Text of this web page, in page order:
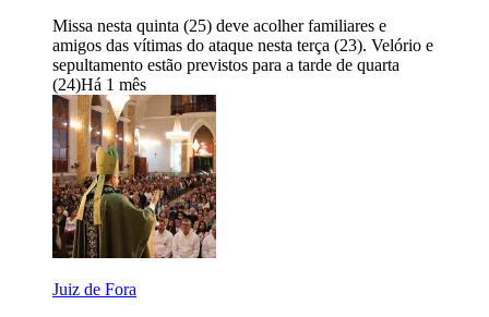
Missa nesta quinta (25) deve acolher familiares e
amigos das vítimas do ataque nesta terça (23). Velório e
sepultamento estão previstos para a tarde de quarta
(24)Há 1 mês
Juiz de Fora